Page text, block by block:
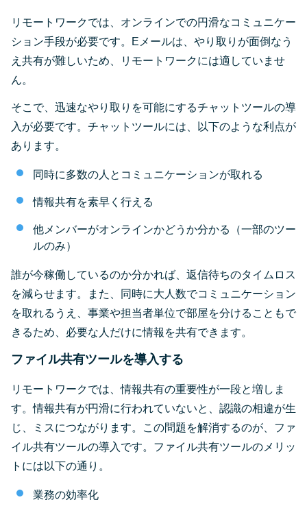
リモートワークでは、オンラインでの円滑なコミュニケー
ション手段が必要です。Eメールは、やり取りが面倒なう
え共有が難しいため、リモートワークには適していませ
ん。
そこで、迅速なやり取りを可能にするチャットツールの導
入が必要です。チャットツールには、以下のような利点が
あります。
同時に多数の人とコミュニケーションが取れる
情報共有を素早く行える
他メンバーがオンラインかどうか分かる（一部のツー
ルのみ）
誰が今稼働しているのか分かれば、返信待ちのタイムロス
を減らせます。また、同時に大人数でコミュニケーション
を取れるうえ、事業や担当者単位で部屋を分けることもで
きるため、必要な人だけに情報を共有できます。
ファイル共有ツールを導入する
リモートワークでは、情報共有の重要性が一段と増しま
す。情報共有が円滑に行われていないと、認識の相違が生
じ、ミスにつながります。この問題を解消するのが、ファ
イル共有ツールの導入です。ファイル共有ツールのメリッ
トには以下の通り。
業務の効率化